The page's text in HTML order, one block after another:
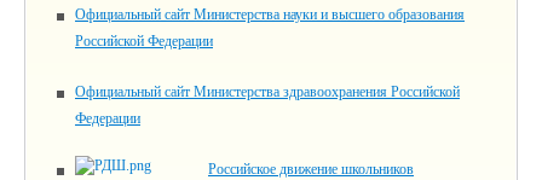
Официальный сайт Министерства науки и высшего образования
Российской Федерации
Официальный сайт Министерства здравоохранения Российской
Федерации
Российское движение школьников